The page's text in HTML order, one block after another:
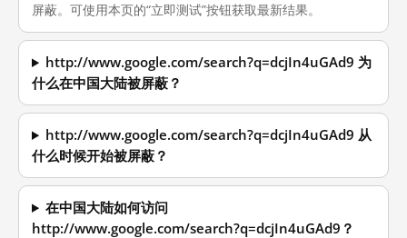
屏蔽。可使用本页的“立即测试”按钮获取最新结果。
http://www.google.com/search?q=dcjIn4uGAd9 为
什么在中国大陆被屏蔽？
http://www.google.com/search?q=dcjIn4uGAd9 从
什么时候开始被屏蔽？
在中国大陆如何访问
http://www.google.com/search?q=dcjIn4uGAd9？